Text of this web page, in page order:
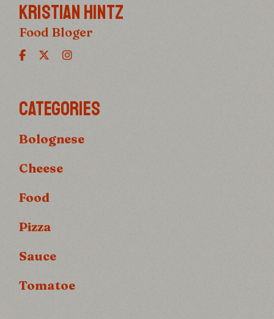
KRISTIAN HINTZ
Food Bloger
CATEGORIES
Bolognese
Cheese
Food
Pizza
Sauce
Tomatoe